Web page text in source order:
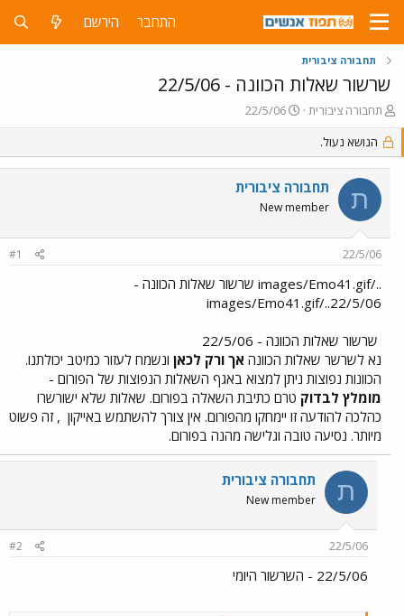
התחבר הירשם
תחבורה ציבורית
שרשור שאלות הכוונה - 22/5/06
פ
ו
ת
ח
נ
ו
א
תחבורה ציבורית
פ
ו
ס
ב
ת
ר
22/5/06
הנושא נעול.
ת תחבורה ציבורית
New member
22/5/06
#1
../images/Emo41.gif שרשור שאלות הכוונה -
22/5/06../images/Emo41.gif
שרשור שאלות הכוונה - 22/5/06
נא לשרשר שאלות הכוונה אך ורק לכאן ונשמח לעזור כמיטב יכולתנו.
הכוונות נפוצות ניתן למצוא באגף השאלות הנפוצות של הפורום -
מומלץ לבדוק טרם כתיבת השאלה בפורום. שאלות שלא ישורשרו
כהלכה להודעה זו יימחקו מהפורום. אין צורך להשתמש באייקון , זה פשוט
מיותר. נסיעה טובה וגלישה מהנה בפורום.
ת תחבורה ציבורית
New member
22/5/06
#2
22/5/06 - השרשור היומי